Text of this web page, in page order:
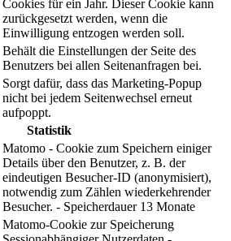
Cookies für ein Jahr. Dieser Cookie kann
zurückgesetzt werden, wenn die
Einwilligung entzogen werden soll.
Behält die Einstellungen der Seite des
Benutzers bei allen Seitenanfragen bei.
Sorgt dafür, dass das Marketing-Popup
nicht bei jedem Seitenwechsel erneut
aufpoppt.
Statistik
Matomo - Cookie zum Speichern einiger
Details über den Benutzer, z. B. der
eindeutigen Besucher-ID (anonymisiert),
notwendig zum Zählen wiederkehrender
Besucher. - Speicherdauer 13 Monate
Matomo-Cookie zur Speicherung